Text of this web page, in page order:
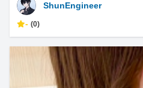
ShunEngineer
- (0)